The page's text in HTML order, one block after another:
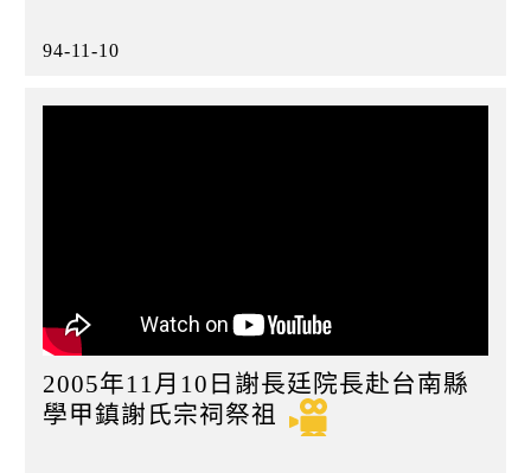
94-11-10
2005年11月10日謝長廷院長赴台南縣
學甲鎮謝氏宗祠祭祖